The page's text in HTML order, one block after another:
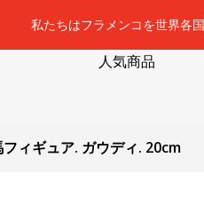
私たちはフラメンコを世界各
人気商品
ィギュア. ガウディ. 20cm